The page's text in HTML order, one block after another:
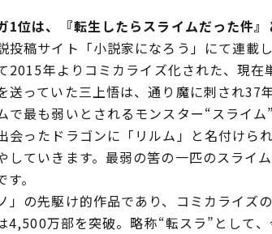
位は、『転生したらスライムだった件』
稿サイト「小説家になろう」にて連載
2015年よりコミカライズ化された、現在
送っていた三上悟は、通り魔に刺され37
で最も弱いとされるモンスター“スライ
会ったドラゴンに「リルム」と名付けら
していきます。最弱の筈の一匹のスライ
。
の先駆け的作品であり、コミカライズ
4,500万部を突破。略称“転スラ”として